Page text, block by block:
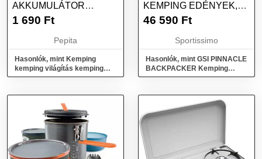
AKKUMULÁTOR
FÁKLYA 2IN1 3
1 690 Ft
Pepita
Hasonlók, mint Kemping
kemping világítás kemping
akkumulátor fáklya 2in1 3
KEMPING EDÉNYEK,
MIX, MÉRET
46 590 Ft
Sportissimo
Hasonlók, mint GSI PINNACLE
BACKPACKER Kemping
edények, mix, méret